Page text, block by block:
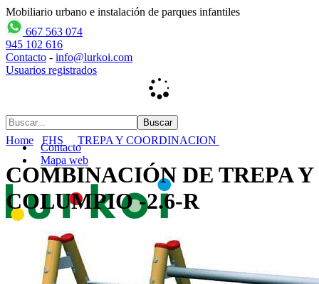
Mobiliario urbano e instalación de parques infantiles
667 563 074
945 102 616
Contacto - info@lurkoi.com
Usuarios registrados
Contacto
Mapa web
Home FHS TREPA Y COORDINACION
COMBINACIÓN DE TREPA Y
COLUMPIO -2.6-R